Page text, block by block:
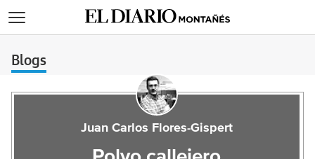
Blogs
Juan Carlos Flores-Gispert